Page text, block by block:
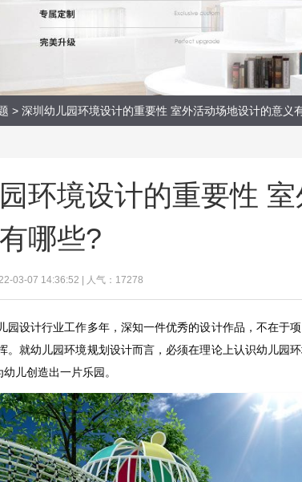
> 深圳幼儿园环境设计的重要性 室外活动场地设计的意义
环境设计的重要性
哪些?
03-07 14:36:52 | 人气：17278
园设计行业工作多年，深知一件优秀的设计作品，不在于
。就幼儿园环境规划设计而言，必须在理论上认识幼儿园
儿创造出一片乐园。